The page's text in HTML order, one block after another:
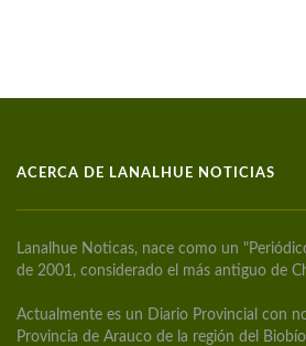
ACERCA DE LANALHUE NOTICIAS
Lanalhue Noticas, nace como un
de 2001, considerado el más antiguo de
Actualmente es un Diario Provincial con
Provincia de Arauco de la región del